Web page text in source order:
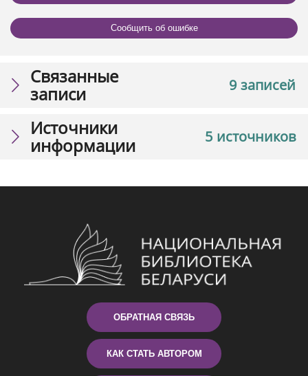
Сообщить об ошибке
9 записей
Связанные
записи
5 источников
Источники
информации
ОБРАТНАЯ СВЯЗЬ
КАК СТАТЬ АВТОРОМ